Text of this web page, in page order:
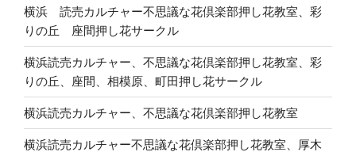
横浜 読売カルチャー不思議な花倶楽部押し花教室、彩
りの丘 座間押し花サークル
横浜読売カルチャー、不思議な花倶楽部押し花教室、彩
りの丘、座間、相模原、町田押し花サークル
横浜読売カルチャー、不思議な花倶楽部押し花教室
横浜読売カルチャー不思議な花倶楽部押し花教室、厚木